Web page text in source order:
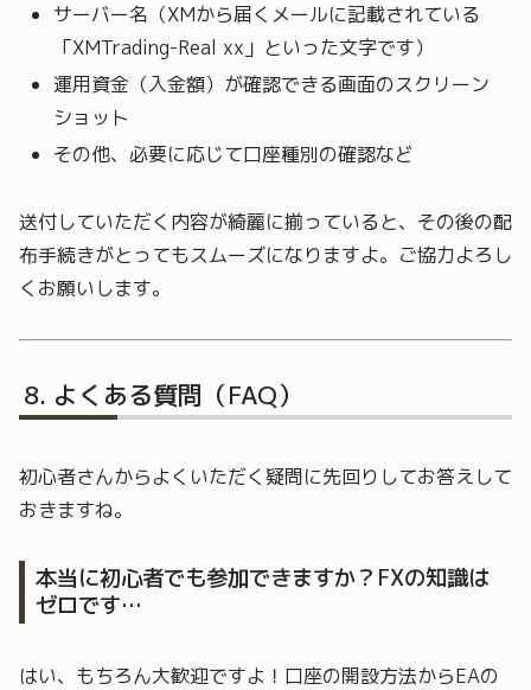
サーバー名（XMから届くメールに記載されている
「XMTrading-Real xx」といった文字です）
運用資金（入金額）が確認できる画面のスクリーン
ショット
その他、必要に応じて口座種別の確認など
送付していただく内容が綺麗に揃っていると、その後の配
布手続きがとってもスムーズになりますよ。ご協力よろし
くお願いします。
よくある質問（FAQ）
初心者さんからよくいただく疑問に先回りしてお答えして
おきますね。
本当に初心者でも参加できますか？FXの知識は
ゼロです…
はい、もちろん大歓迎ですよ！口座の開設方法からEAの